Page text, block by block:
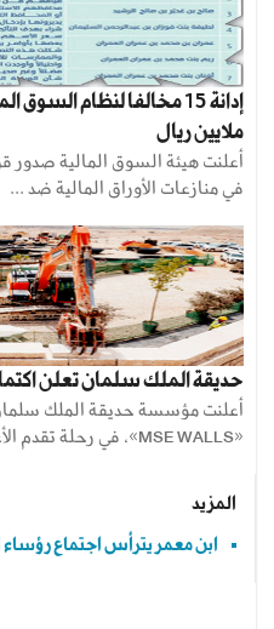
ملايين ريال
أعلنت هيئة السوق المالية صدور
في منازعات الأوراق المالية ضد ...
حديقة الملك سلمان تعلن
أعلنت مؤسسة حديقة الملك
«MSE WALLS»، في رحلة تقدم الأعمال ...
المزيد
ابن معمر يترأس اجتماع رؤساء